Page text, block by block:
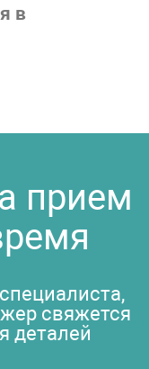
в
прием
свяжется
деталей